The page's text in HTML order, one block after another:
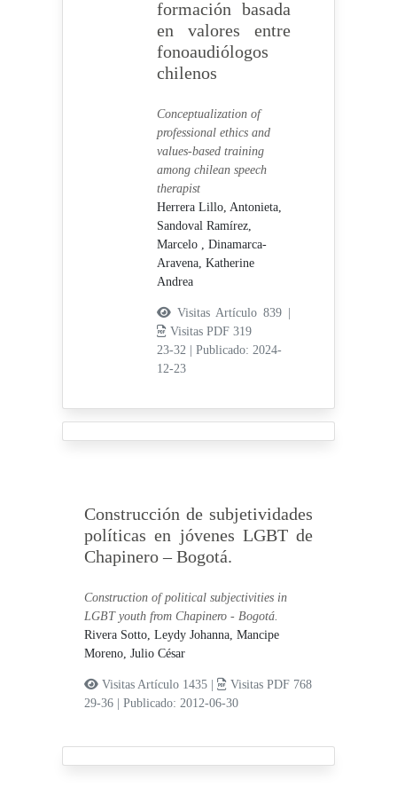
formación basada
en valores entre
fonoaudiólogos
chilenos
Conceptualization of
professional ethics and
values-based training
among chilean speech
therapist
Herrera Lillo, Antonieta,
Sandoval Ramírez,
Marcelo , Dinamarca-
Aravena, Katherine
Andrea
Visitas Artículo 839 |
Visitas PDF 319
23-32
Publicado: 2024-
12-23
Construcción de subjetividades
políticas en jóvenes LGBT de
Chapinero – Bogotá.
Construction of political subjectivities in
LGBT youth from Chapinero - Bogotá.
Rivera Sotto, Leydy Johanna,Mancipe
Moreno, Julio César
Visitas Artículo 1435 |
Visitas PDF 768
29-36
|Publicado: 2012-06-30